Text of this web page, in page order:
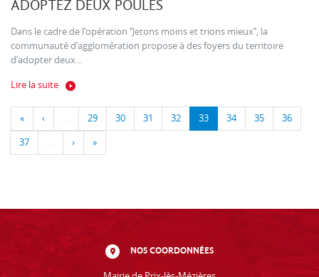
ADOPTEZ DEUX POULES
Dans le cadre de l’opération ‘‘Jetons moins et trions mieux’’, la
communauté d’agglomération propose à des foyers du territoire
d’adopter deux...
Lire la suite
« ‹ … 29 30 31 32 33 34 35 36
37 … › »
NOS COORDONNÉES